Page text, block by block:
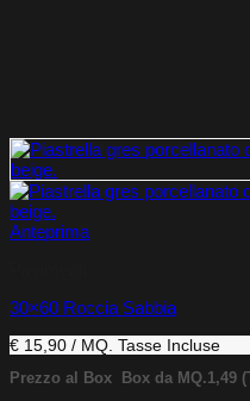
Anteprima
30×60 Roccia Sabbia
€ 15,90 / MQ. Tasse Incluse
Prezzo al Box Box da MQ.1,49